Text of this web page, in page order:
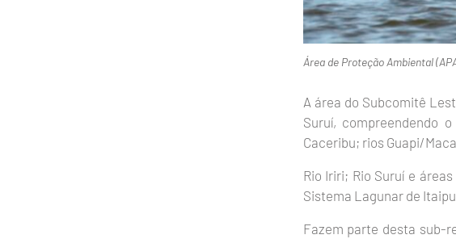
Área de Proteção Ambiental
A área do Subcomitê
Suruí, compreendendo
Caceribu; rios Guapi/
Rio Iriri; Rio Suruí e
Sistema Lagunar de
Fazem parte desta sub-